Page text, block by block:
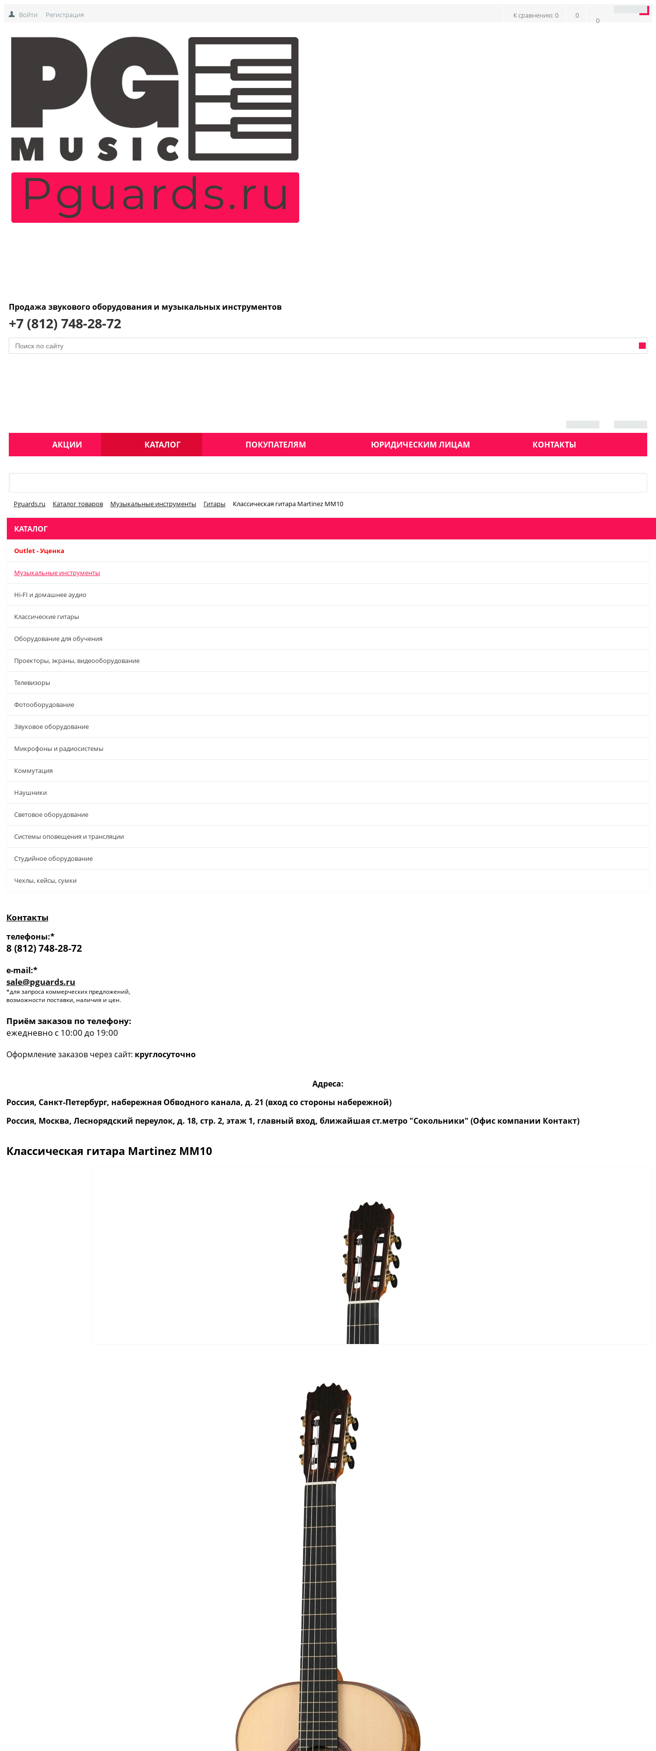
Войти Регистрация
0
0
К сравнению: 0
Продажа звукового оборудования и музыкальных инструментов
+7 (812) 748-28-72
АКЦИИ КАТАЛОГ ПОКУПАТЕЛЯМ ЮРИДИЧЕСКИМ ЛИЦАМ КОНТАКТЫ
Pguards.ru Каталог товаров Музыкальные инструменты Гитары Классическая гитара Martinez MM10
КАТАЛОГ
Outlet - Уценка
Музыкальные инструменты
Hi-FI и домашнее аудио
Классические гитары
Оборудование для обучения
Проекторы, экраны, видеооборудование
Телевизоры
Фотооборудование
Звуковое оборудование
Микрофоны и радиосистемы
Коммутация
Наушники
Световое оборудование
Системы оповещения и трансляции
Студийное оборудование
Чехлы, кейсы, сумки
Контакты
телефоны:*
8 (812) 748-28-72
e-mail:*
sale@pguards.ru
*для запроса коммерческих предложений,
возможности поставки, наличия и цен.
Приём заказов по телефону:
ежедневно с 10:00 до 19:00
Оформление заказов через сайт: круглосуточно
Адреса:
Россия, Санкт-Петербург, набережная Обводного канала, д. 21 (вход со стороны набережной)
Россия, Москва, Леснорядский переулок, д. 18, стр. 2, этаж 1, главный вход, ближайшая ст.метро "Сокольники" (Офис компании Контакт)
Классическая гитара Martinez MM10